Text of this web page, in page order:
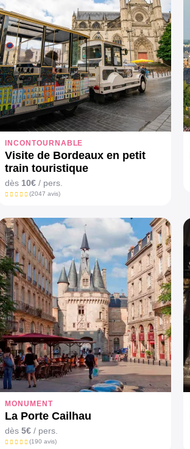
INCONTOURNABLE
Visite de Bordeaux en petit
train touristique
dès 10€ / pers.
(2047 avis)
MONUMENT
La Porte Cailhau
dès 5€ / pers.
(190 avis)